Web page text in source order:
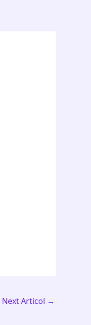
Next Articol →